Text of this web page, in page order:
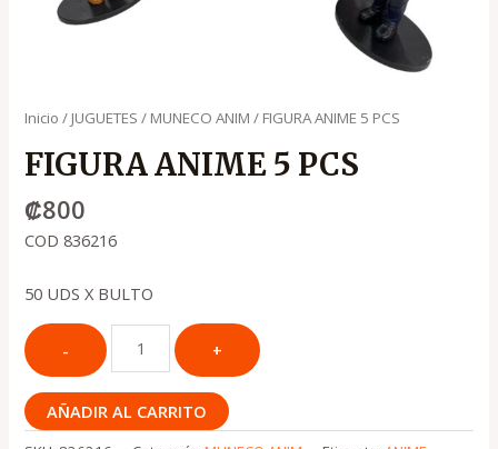
Inicio / JUGUETES / MUNECO ANIM / FIGURA ANIME 5 PCS
FIGURA ANIME 5 PCS
₡800
COD 836216
50 UDS X BULTO
AÑADIR AL CARRITO